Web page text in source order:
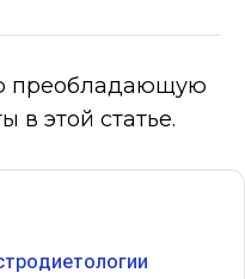
преобладающую
в этой статье.